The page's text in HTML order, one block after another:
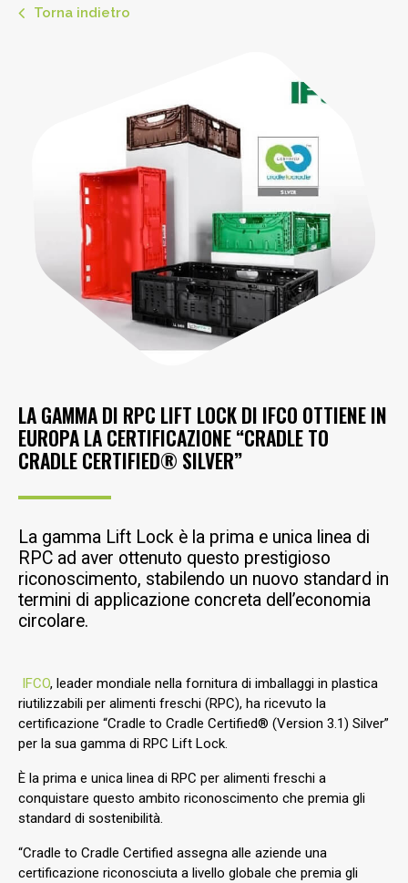
Torna indietro
LA GAMMA DI RPC LIFT LOCK DI IFCO OTTIENE IN
EUROPA LA CERTIFICAZIONE “CRADLE TO
CRADLE CERTIFIED® SILVER”
La gamma Lift Lock è la prima e unica linea di
RPC ad aver ottenuto questo prestigioso
riconoscimento, stabilendo un nuovo standard in
termini di applicazione concreta dell’economia
circolare.
IFCO, leader mondiale nella fornitura di imballaggi in plastica
riutilizzabili per alimenti freschi (RPC), ha ricevuto la
certificazione “Cradle to Cradle Certified® (Version 3.1) Silver”
per la sua gamma di RPC Lift Lock.
È la prima e unica linea di RPC per alimenti freschi a
conquistare questo ambito riconoscimento che premia gli
standard di sostenibilità.
“Cradle to Cradle Certified assegna alle aziende una
certificazione riconosciuta a livello globale che premia gli